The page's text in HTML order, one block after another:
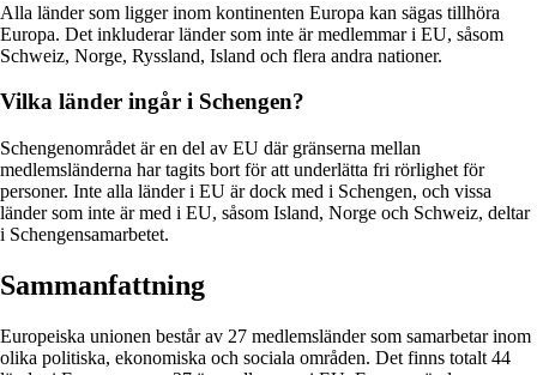
Alla länder som ligger inom kontinenten Europa kan sägas tillhöra
Europa. Det inkluderar länder som inte är medlemmar i EU, såsom
Schweiz, Norge, Ryssland, Island och flera andra nationer.
Vilka länder ingår i Schengen?
Schengenområdet är en del av EU där gränserna mellan
medlemsländerna har tagits bort för att underlätta fri rörlighet för
personer. Inte alla länder i EU är dock med i Schengen, och vissa
länder som inte är med i EU, såsom Island, Norge och Schweiz, deltar
i Schengensamarbetet.
Sammanfattning
Europeiska unionen består av 27 medlemsländer som samarbetar inom
olika politiska, ekonomiska och sociala områden. Det finns totalt 44